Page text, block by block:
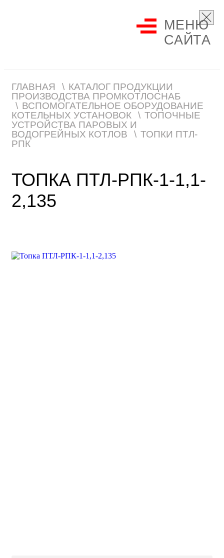
МЕНЮ
САЙТА
ГЛАВНАЯ
КАТАЛОГ ПРОДУКЦИИ
ПРОИЗВОДСТВА ПРОМКОТЛОСНАБ
ВСПОМОГАТЕЛЬНОЕ ОБОРУДОВАНИЕ
КОТЕЛЬНЫХ УСТАНОВОК
ТОПОЧНЫЕ
УСТРОЙСТВА ПАРОВЫХ И
ВОДОГРЕЙНЫХ КОТЛОВ
ТОПКИ ПТЛ-
РПК
ТОПКА ПТЛ-РПК-1-1,1-
2,135